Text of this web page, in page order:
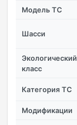
Модель ТС
Шасси
Экологический
класс
Категория ТС
Модификации